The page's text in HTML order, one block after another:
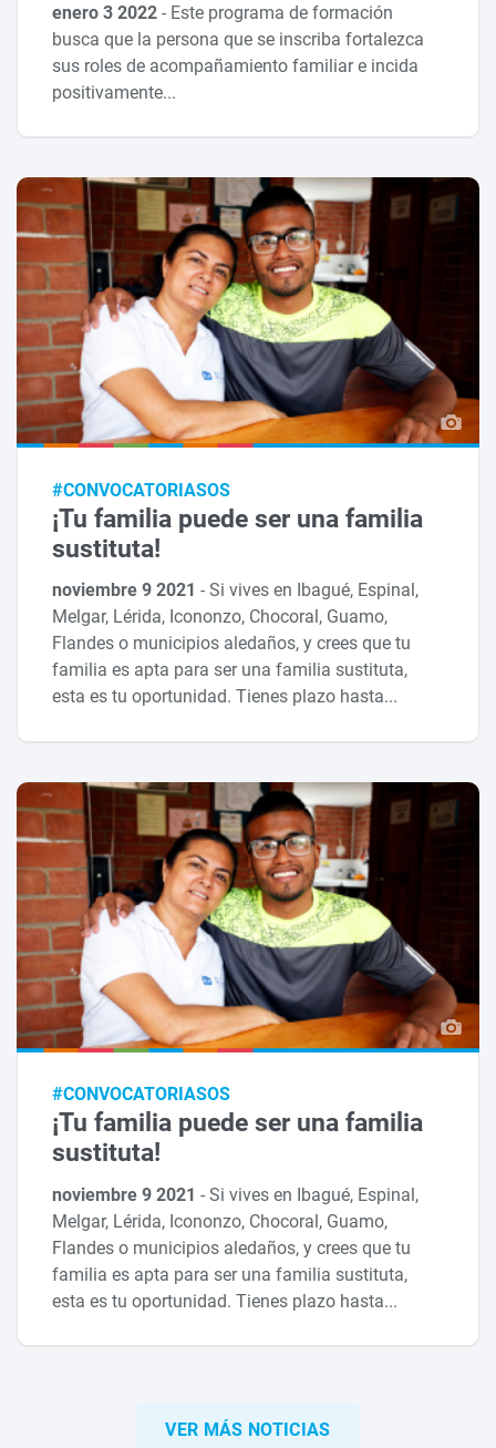
enero 3 2022- Este programa de formación
busca que la persona que se inscriba fortalezca
sus roles de acompañamiento familiar e incida
positivamente...
#CONVOCATORIASOS
¡Tu familia puede ser una familia
sustituta!
noviembre 9 2021-Si vives en Ibagué, Espinal,
Melgar, Lérida, Icononzo, Chocoral, Guamo,
Flandes o municipios aledaños, y crees que tu
familia es apta para ser una familia sustituta,
esta es tu oportunidad. Tienes plazo hasta...
#CONVOCATORIASOS
¡Tu familia puede ser una familia
sustituta!
noviembre 9 2021-Si vives en Ibagué, Espinal,
Melgar, Lérida, Icononzo, Chocoral, Guamo,
Flandes o municipios aledaños, y crees que tu
familia es apta para ser una familia sustituta,
esta es tu oportunidad. Tienes plazo hasta...
VER MÁS NOTICIAS